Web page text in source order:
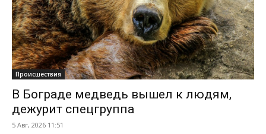
Происшествия
В Бограде медведь вышел к людям,
дежурит спецгруппа
5 Авг, 2026 11:51